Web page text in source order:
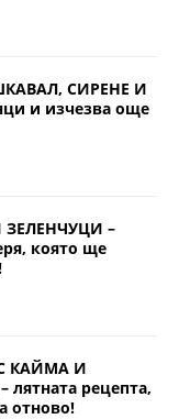
СИРЕНЕ И
и изчезва още
–
която ще
КАЙМА И
рецепта,
отново!